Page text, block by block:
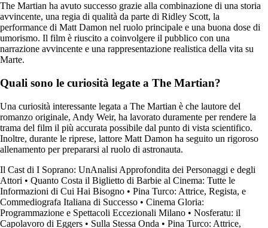
The Martian ha avuto successo grazie alla combinazione di una storia
avvincente, una regia di qualità da parte di Ridley Scott, la
performance di Matt Damon nel ruolo principale e una buona dose di
umorismo. Il film è riuscito a coinvolgere il pubblico con una
narrazione avvincente e una rappresentazione realistica della vita su
Marte.
Quali sono le curiosità legate a The Martian?
Una curiosità interessante legata a The Martian è che lautore del
romanzo originale, Andy Weir, ha lavorato duramente per rendere la
trama del film il più accurata possibile dal punto di vista scientifico.
Inoltre, durante le riprese, lattore Matt Damon ha seguito un rigoroso
allenamento per prepararsi al ruolo di astronauta.
Il Cast di I Soprano: UnAnalisi Approfondita dei Personaggi e degli
Attori • Quanto Costa il Biglietto di Barbie al Cinema: Tutte le
Informazioni di Cui Hai Bisogno • Pina Turco: Attrice, Regista, e
Commediografa Italiana di Successo • Cinema Gloria:
Programmazione e Spettacoli Eccezionali Milano • Nosferatu: il
Capolavoro di Eggers • Sulla Stessa Onda • Pina Turco: Attrice,